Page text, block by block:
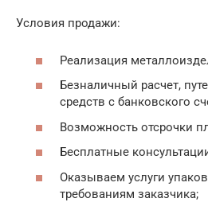
Условия продажи:
Реализация
Безналичный расчет,
средств с банковского
Возможность отсрочки
Бесплатные
Оказываем услуги
требованиям заказчика;